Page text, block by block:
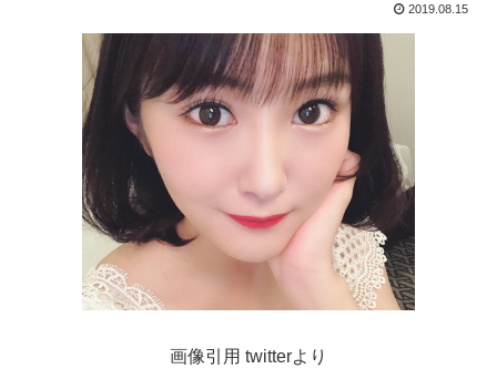
2019.08.15
画像引用 twitterより